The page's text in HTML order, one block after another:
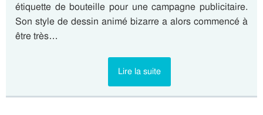
étiquette de bouteille pour une campagne publicitaire.
Son style de dessin animé bizarre a alors commencé à
être très…
Lire la suite